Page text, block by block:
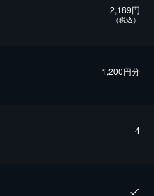
2,189円
（税込）
1,200円分
4